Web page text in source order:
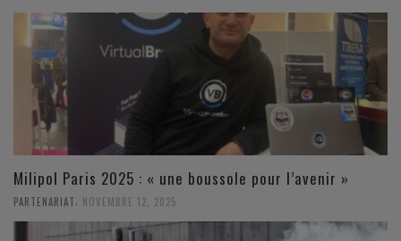
Milipol Paris 2025 : « une boussole pour l’avenir »
PARTENARIAT NOVEMBRE 12, 2025